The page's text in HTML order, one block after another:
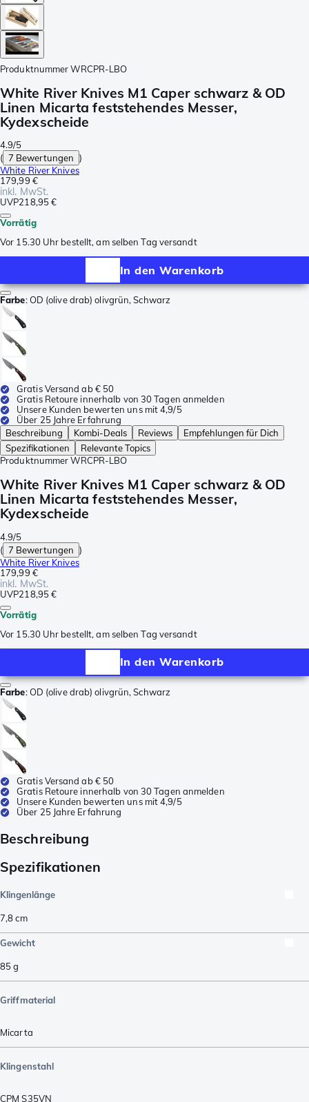
Produktnummer WRCPR-LBO
White River Knives M1 Caper schwarz & OD
Linen Micarta feststehendes Messer,
Kydexscheide
4.9/5
( 7 Bewertungen )
White River Knives
179,99 €
inkl. MwSt.
UVP218,95 €
Vorrätig
Vor 15.30 Uhr bestellt, am selben Tag versandt
In den Warenkorb
Farbe:OD (olive drab) olivgrün, Schwarz
Gratis Versand ab € 50
Gratis Retoure innerhalb von 30 Tagen anmelden
Unsere Kunden bewerten uns mit 4,9/5
Über 25 Jahre Erfahrung
Beschreibung
Kombi-Deals Reviews
Empfehlungen für Dich
Spezifikationen
Relevante Topics
Produktnummer WRCPR-LBO
White River Knives M1 Caper schwarz & OD
Linen Micarta feststehendes Messer,
Kydexscheide
4.9/5
( 7 Bewertungen )
White River Knives
179,99 €
inkl. MwSt.
UVP218,95 €
Vorrätig
Vor 15.30 Uhr bestellt, am selben Tag versandt
In den Warenkorb
Farbe:OD (olive drab) olivgrün, Schwarz
Gratis Versand ab € 50
Gratis Retoure innerhalb von 30 Tagen anmelden
Unsere Kunden bewerten uns mit 4,9/5
Über 25 Jahre Erfahrung
Beschreibung
Spezifikationen
Klingenlänge
7,8cm
Gewicht
85g
Griffmaterial
Micarta
Klingenstahl
CPM S35VN